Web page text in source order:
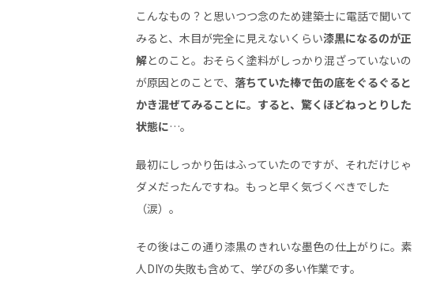
こんなもの？と思いつつ念のため建築士に電話で聞いて
みると、木目が完全に見えないくらい漆黒になるのが正
解とのこと。おそらく塗料がしっかり混ざっていないの
が原因とのことで、 落ちていた棒で缶の底をぐるぐると
かき混ぜてみることに。すると、驚くほどねっとりした
状態に…。
最初にしっかり缶はふっていたのですが、それだけじゃ
ダメだったんですね。もっと早く気づくべきでした
（涙）。
その後はこの通り漆黒のきれいな墨色の仕上がりに。素
人DIYの失敗も含めて、学びの多い作業です。